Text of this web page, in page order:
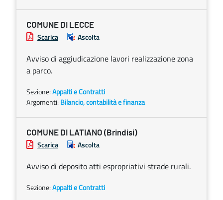
COMUNE DI LECCE
Scarica Ascolta
Avviso di aggiudicazione lavori realizzazione zona
a parco.
Sezione:Appalti e Contratti
Argomenti: Bilancio, contabilità e finanza
COMUNE DI LATIANO (Brindisi)
Scarica Ascolta
Avviso di deposito atti espropriativi strade rurali.
Sezione:Appalti e Contratti